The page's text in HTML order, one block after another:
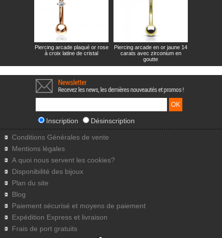
Piercing arcade plaqué or rose
à croix latine de cristal
Piercing arcade en or jaune 14
carats avec zirconium en
goutte
Inscription Désinscription
Conditions Générales de vente
Mentions légales
A quoi nous servent les cookies?
Disponibilité des bijoux
Plan du site
Blog
Paiement sécurisé et moyens de paiement
Expédition Express et livraison
Frais de port gratuits